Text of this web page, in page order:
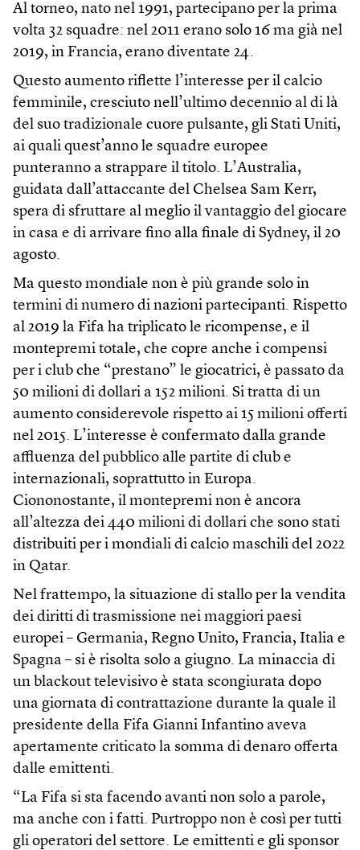
Al torneo, nato nel 1991, partecipano per la prima
volta 32 squadre: nel 2011 erano solo 16 ma già nel
2019, in Francia, erano diventate 24.
Questo aumento riflette l’interesse per il calcio
femminile, cresciuto nell’ultimo decennio al di là
del suo tradizionale cuore pulsante, gli Stati Uniti,
ai quali quest’anno le squadre europee
punteranno a strappare il titolo. L’Australia,
guidata dall’attaccante del Chelsea Sam Kerr,
spera di sfruttare al meglio il vantaggio del giocare
in casa e di arrivare fino alla finale di Sydney, il 20
agosto.
Ma questo mondiale non è più grande solo in
termini di numero di nazioni partecipanti. Rispetto
al 2019 la Fifa ha triplicato le ricompense, e il
montepremi totale, che copre anche i compensi
per i club che “prestano” le giocatrici, è passato da
50 milioni di dollari a 152 milioni. Si tratta di un
aumento considerevole rispetto ai 15 milioni offerti
nel 2015. L’interesse è confermato dalla grande
affluenza del pubblico alle partite di club e
internazionali, soprattutto in Europa.
Ciononostante, il montepremi non è ancora
all’altezza dei 440 milioni di dollari che sono stati
distribuiti per i mondiali di calcio maschili del 2022
in Qatar.
Nel frattempo, la situazione di stallo per la vendita
dei diritti di trasmissione nei maggiori paesi
europei – Germania, Regno Unito, Francia, Italia e
Spagna – si è risolta solo a giugno. La minaccia di
un blackout televisivo è stata scongiurata dopo
una giornata di contrattazione durante la quale il
presidente della Fifa Gianni Infantino aveva
apertamente criticato la somma di denaro offerta
dalle emittenti.
“La Fifa si sta facendo avanti non solo a parole,
ma anche con i fatti. Purtroppo non è così per tutti
gli operatori del settore. Le emittenti e gli sponsor